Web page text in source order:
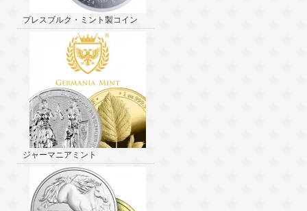
プレスブルク・ミント製コイン
ジャーマニアミント